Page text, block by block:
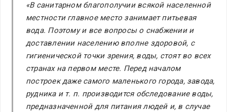
«В санитарном благополучии всякой населенной
местности главное место занимает питьевая
вода. Поэтому и все вопросы о снабжении и
доставлении населению вполне здоровой, с
гигиенической точки зрения, воды, стоят во всех
странах на первом месте. Перед началом
построек даже самого маленького города, завода,
рудника и т. п. производится обследование воды,
предназначенной для питания людей и, в случае